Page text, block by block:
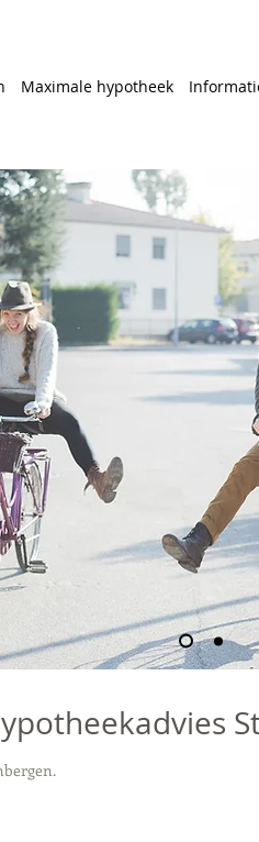
Maximale hypotheek